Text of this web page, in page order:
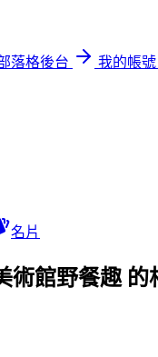
落格後台
我的帳號
名片
術館野餐趣 的